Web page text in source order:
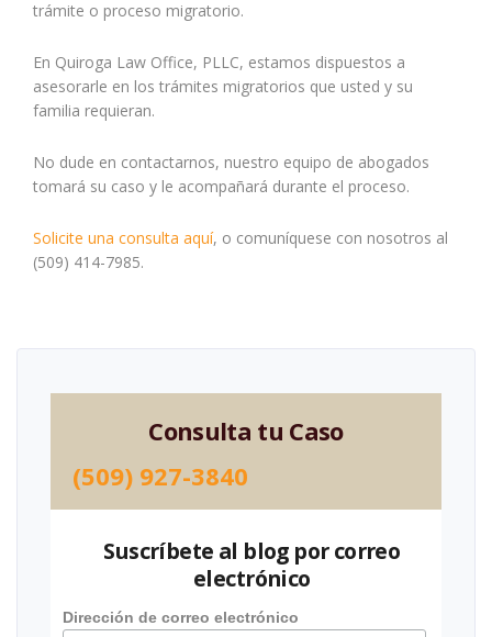
trámite o proceso migratorio.
En Quiroga Law Office, PLLC, estamos dispuestos a
asesorarle en los trámites migratorios que usted y su
familia requieran.
No dude en contactarnos, nuestro equipo de abogados
tomará su caso y le acompañará durante el proceso.
Solicite una consulta aquí, o comuníquese con nosotros al
(509) 414-7985.
Consulta tu Caso
(509) 927-3840
Suscríbete al blog por correo
electrónico
Dirección de correo electrónico